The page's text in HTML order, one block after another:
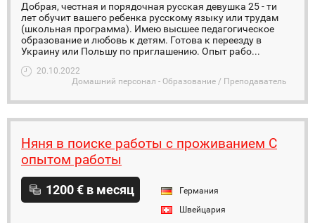
Добрая, честная и порядочная русская девушка 25 - ти
лет обучит вашего ребенка русскому языку или трудам
(школьная программа). Имею высшее педагогическое
образование и любовь к детям. Готова к переезду в
Украину или Польшу по приглашению. Опыт рабо...
20.10.2022
Домашний персонал - Образование / Преподаватель
Няня в поиске работы с проживанием С
опытом работы
1200 € в месяц
Германия
Швейцария